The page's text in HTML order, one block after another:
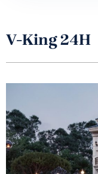
V-King 24H